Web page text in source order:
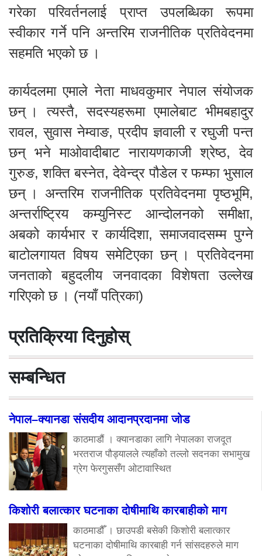
गरेका परिवर्तनलाई प्राप्त उपलब्धिका रूपमा
स्वीकार गर्ने पनि अन्तरिम राजनीतिक प्रतिवेदनमा
सहमति भएको छ ।
कार्यदलमा एमाले नेता माधवकुमार नेपाल संयोजक
छन् । त्यस्तै, सदस्यहरूमा एमालेबाट भीमबहादुर
रावल, सुवास नेम्वाङ, प्रदीप ज्ञवाली र रघुजी पन्त
छन् भने माओवादीबाट नारायणकाजी श्रेष्ठ, देव
गुरुङ, शक्ति बस्नेत, देवेन्द्र पौडेल र फम्फा भुसाल
छन् । अन्तरिम राजनीतिक प्रतिवेदनमा पृष्ठभूमि,
अन्तर्राष्ट्रिय कम्युनिस्ट आन्दोलनको समीक्षा,
अबको कार्यभार र कार्यदिशा, समाजवादसम्म पुग्ने
बाटोलगायत विषय समेटिएका छन् । प्रतिवेदनमा
जनताको बहुदलीय जनवादका विशेषता उल्लेख
गरिएको छ । (नयाँ पत्रिका)
प्रतिक्रिया दिनुहोस्
सम्बन्धित
नेपाल–क्यानडा संसदीय आदानप्रदानमा जोड
काठमाडौं । क्यानडाका लागि नेपालका राजदूत
भरतराज पौड्यालले त्यहाँको तल्लो सदनका सभामुख
ग्रेग फेरगुससँग ओटावास्थित
किशोरी बलात्कार घटनाका दोषीमाथि कारबाहीको माग
काठमाडौँ । छाउपडी बसेकी किशोरी बलात्कार
घटनाका दोषीमाथि कारबाही गर्न सांसदहरुले माग